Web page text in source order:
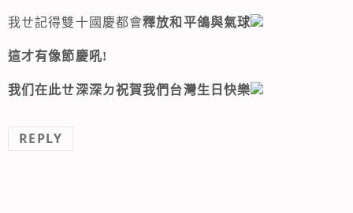
我ㄝ記得雙十國慶都會釋放和平鴿與氣球
這才有像節慶吼!
我们在此ㄝ深深ㄉ祝賀我們台灣生日快樂
REPLY